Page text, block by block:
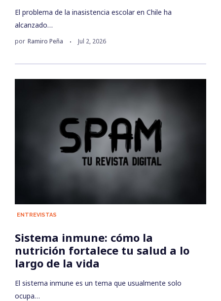
El problema de la inasistencia escolar en Chile ha
alcanzado…
por Ramiro Peña Jul 2, 2026
ENTREVISTAS
Sistema inmune: cómo la
nutrición fortalece tu salud a lo
largo de la vida
El sistema inmune es un tema que usualmente solo
ocupa…